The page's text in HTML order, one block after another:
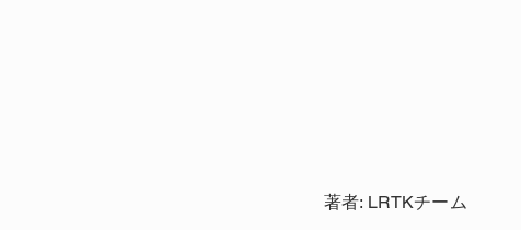
著者: LRTKチーム